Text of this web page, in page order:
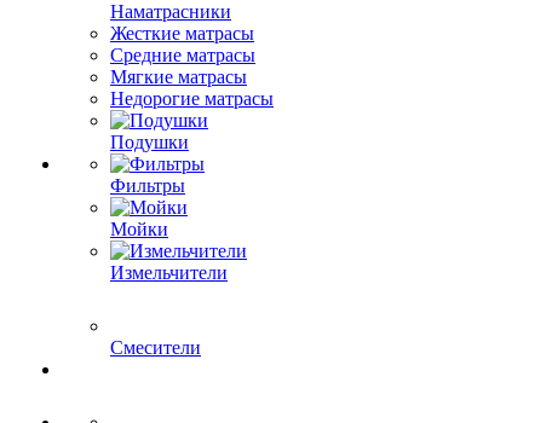
Наматрасники
Жесткие матрасы
Средние матрасы
Мягкие матрасы
Недорогие матрасы
Подушки
Фильтры
Мойки
Измельчители
Смесители